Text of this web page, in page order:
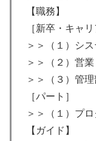
【職務】
［新卒・キャリ
＞＞（１）シ
＞＞（２）営業
＞＞（３）管
［パート］
＞＞（１）プ
【ガイド】